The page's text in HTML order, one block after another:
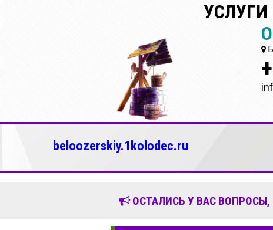
beloozerskiy.1kolodec.ru
ОСТАЛИСЬ У ВАС